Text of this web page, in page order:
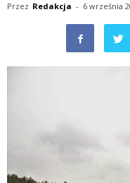
Przez Redakcja - 6 września